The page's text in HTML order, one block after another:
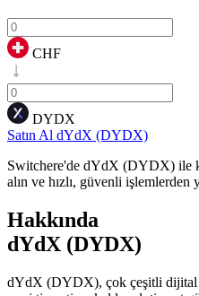
CHF
DYDX
Satın Al dYdX (DYDX)
Switchere'de dYdX (DYDX) ile
alın ve hızlı, güvenli işlemlerden
Hakkında
dYdX (DYDX)
dYdX (DYDX), çok çeşitli dijital